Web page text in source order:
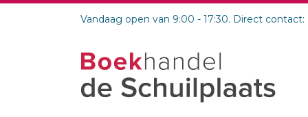
Vandaag open van 9:00 - 17:30. Direct contact: